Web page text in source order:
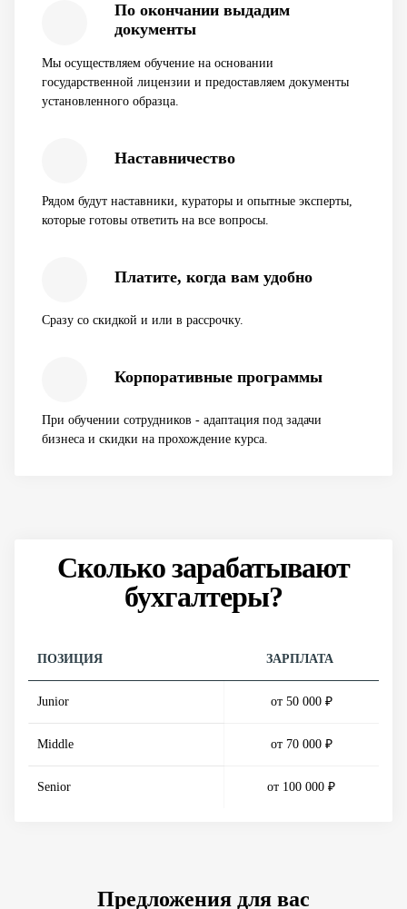
По окончании выдадим
документы
Мы осуществляем обучение на основании
государственной лицензии и предоставляем документы
установленного образца.
Наставничество
Рядом будут наставники, кураторы и опытные эксперты,
которые готовы ответить на все вопросы.
Платите, когда вам удобно
Сразу со скидкой и или в рассрочку.
Корпоративные программы
При обучении сотрудников - адаптация под задачи
бизнеса и скидки на прохождение курса.
Сколько зарабатывают
бухгалтеры?
ПОЗИЦИЯ ЗАРПЛАТА
Junior от 50 000 ₽
Middle от 70 000 ₽
Senior от 100 000 ₽
Предложения для вас